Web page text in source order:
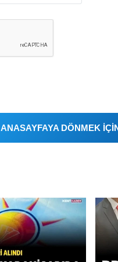
ANASAYFAYA DÖNMEK